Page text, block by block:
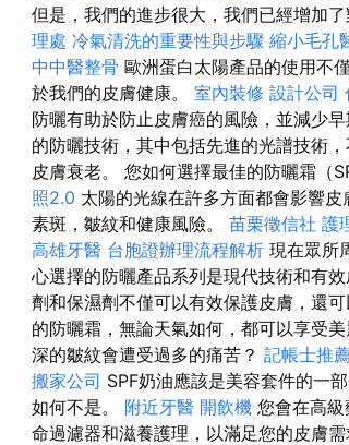
但是，我們的進步很大，我們已經增加
理處 冷氣清洗的重要性與步驟 縮小毛孔
中中醫整骨 歐洲蛋白太陽產品的使用不
於我們的皮膚健康。 室內裝修 設計公司
防曬有助於防止皮膚癌的風險，並減少
的防曬技術，其中包括先進的光譜技術
皮膚衰老。 您如何選擇最佳的防曬霜（
照2.0 太陽的光線在許多方面都會影響皮
素斑，皺紋和健康風險。 苗栗徵信社 護
高雄牙醫 台胞證辦理流程解析 現在眾所
心選擇的防曬產品系列是現代技術和有
劑和保濕劑不僅可以有效保護皮膚，還
的防曬霜，無論天氣如何，都可以享受美
深的皺紋會遭受過多的痛苦？ 記帳士推
搬家公司 SPF奶油應該是美容套件的一
如何不是。 附近牙醫 開飲機 您會在高
命過濾器和滋養護理，以滿足您的皮膚